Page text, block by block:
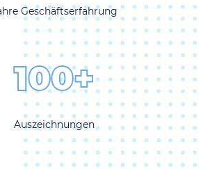
Geschäftserfahrung
100+
Auszeichnungen